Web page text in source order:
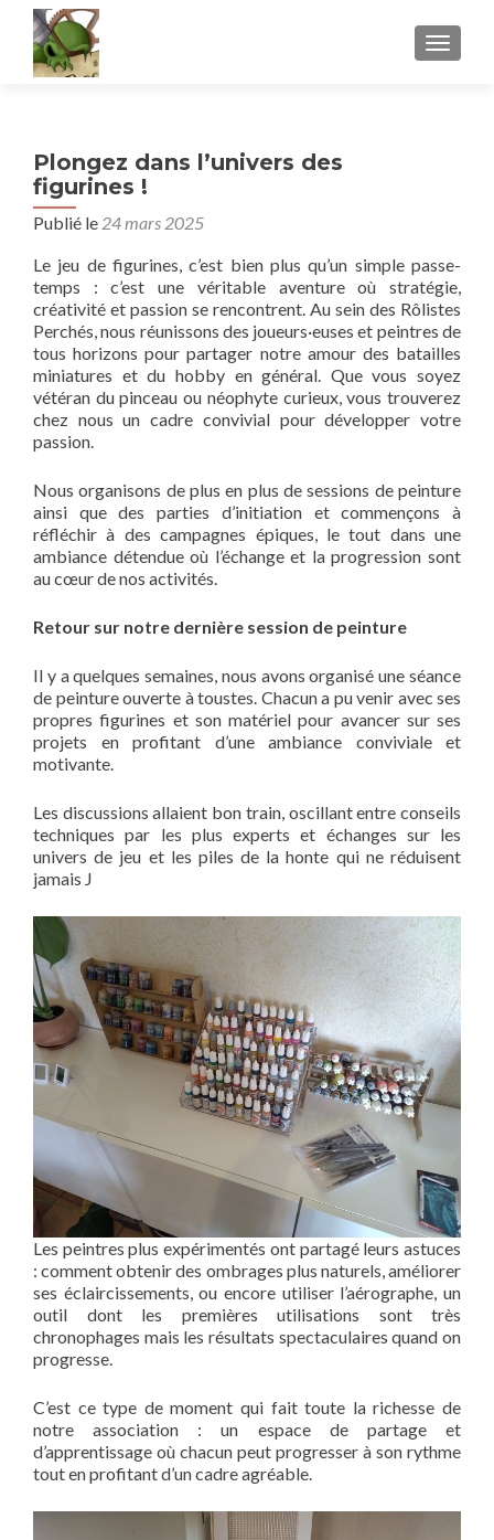
Plongez dans l’univers des
figurines !
Publié le 24 mars 2025
Le jeu de figurines, c’est bien plus qu’un simple passe-
temps : c’est une véritable aventure où stratégie,
créativité et passion se rencontrent. Au sein des Rôlistes
Perchés, nous réunissons des joueurs·euses et peintres de
tous horizons pour partager notre amour des batailles
miniatures et du hobby en général. Que vous soyez
vétéran du pinceau ou néophyte curieux, vous trouverez
chez nous un cadre convivial pour développer votre
passion.
Nous organisons de plus en plus de sessions de peinture
ainsi que des parties d’initiation et commençons à
réfléchir à des campagnes épiques, le tout dans une
ambiance détendue où l’échange et la progression sont
au cœur de nos activités.
Retour sur notre dernière session de peinture
Il y a quelques semaines, nous avons organisé une séance
de peinture ouverte à toustes. Chacun a pu venir avec ses
propres figurines et son matériel pour avancer sur ses
projets en profitant d’une ambiance conviviale et
motivante.
Les discussions allaient bon train, oscillant entre conseils
techniques par les plus experts et échanges sur les
univers de jeu et les piles de la honte qui ne réduisent
jamais J
Les peintres plus expérimentés ont partagé leurs astuces
: comment obtenir des ombrages plus naturels, améliorer
ses éclaircissements, ou encore utiliser l’aérographe, un
outil dont les premières utilisations sont très
chronophages mais les résultats spectaculaires quand on
progresse.
C’est ce type de moment qui fait toute la richesse de
notre association : un espace de partage et
d’apprentissage où chacun peut progresser à son rythme
tout en profitant d’un cadre agréable.